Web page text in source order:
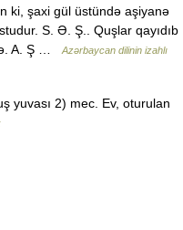
ki, şaxi gül üstündə aşiyanə
S. Ə. Ş.. Quşlar qayıdıb
A. Ş …
Azərbaycan dilinin izahlı
yuvası 2) mec. Ev, oturulan